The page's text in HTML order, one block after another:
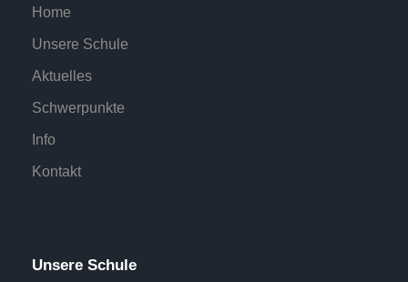
Home
Unsere Schule
Aktuelles
Schwerpunkte
Info
Kontakt
Unsere Schule